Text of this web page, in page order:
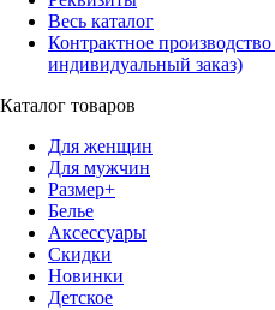
Весь каталог
Контрактное
индивидуальный заказ)
Каталог товаров
Для женщин
Для мужчин
Размер+
Белье
Аксессуары
Скидки
Новинки
Детское